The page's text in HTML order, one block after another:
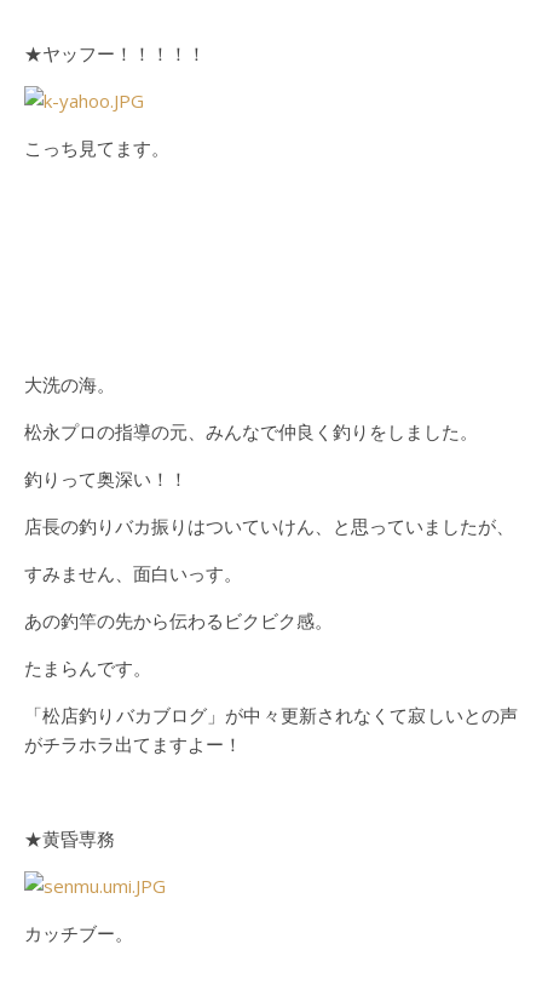
★ヤッフー！！！！！
こっち見てます。
大洗の海。
松永プロの指導の元、みんなで仲良く釣りをしました。
釣りって奥深い！！
店長の釣りバカ振りはついていけん、と思っていましたが、
すみません、面白いっす。
あの釣竿の先から伝わるビクビク感。
たまらんです。
「松店釣りバカブログ」が中々更新されなくて寂しいとの声
がチラホラ出てますよー！
★黄昏専務
カッチブー。